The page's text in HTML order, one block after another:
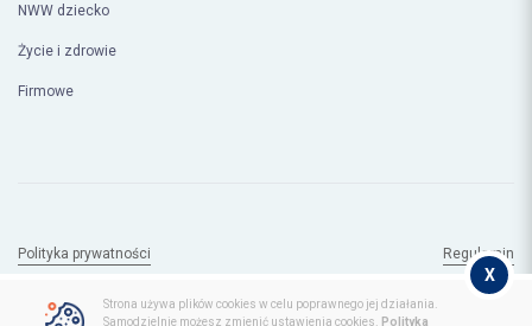
NWW dziecko
Życie i zdrowie
Firmowe
Polityka prywatności Regulamin
Strona używa plików cookies w celu poprawnego jej działania.
Samodzielnie możesz zmienić ustawienia cookies.
Polityka
X